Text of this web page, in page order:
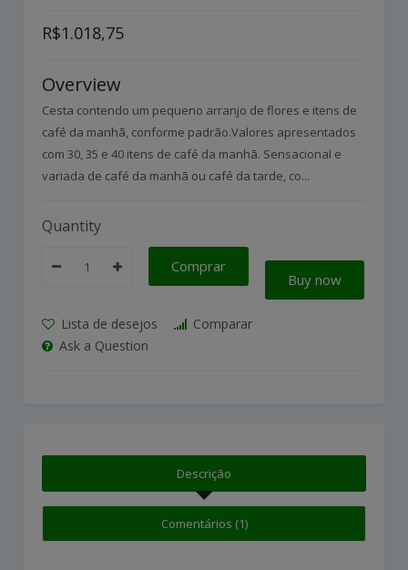
R$1.018,75
Overview
Cesta contendo um pequeno arranjo de flores e itens de
café da manhã, conforme padrão.Valores apresentados
com 30, 35 e 40 itens de café da manhã. Sensacional e
variada de café da manhã ou café da tarde, co...
Quantity
Comprar
Buy now
Lista de desejos
Comparar
Ask a Question
Descrição
Comentários (1)